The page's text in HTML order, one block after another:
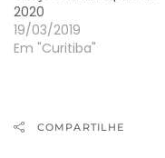
de…
2020
19/03/2019
Em "Curitiba"
COMPARTILHE